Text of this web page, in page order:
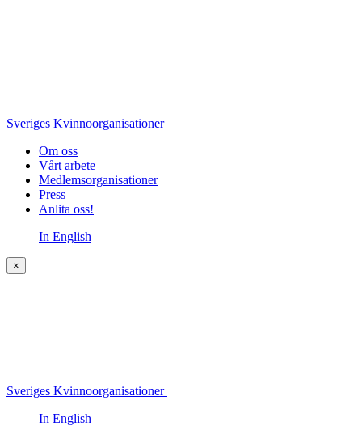
Sveriges Kvinnoorganisationer
Om oss
Vårt arbete
Medlemsorganisationer
Press
Anlita oss!
In English
×
Sveriges Kvinnoorganisationer
In English